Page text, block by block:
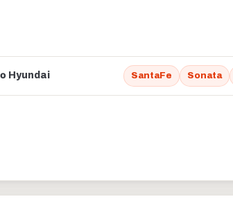
Hyundai SantaFe Sonata